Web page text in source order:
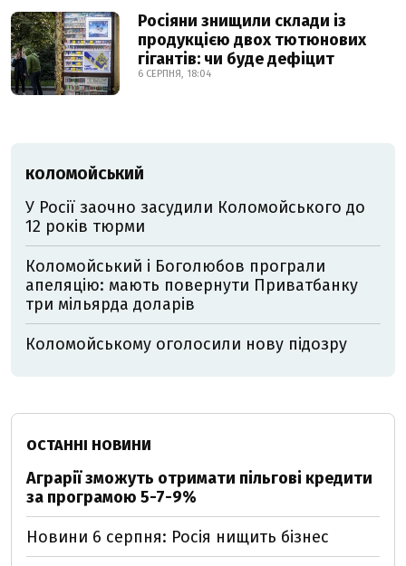
Росіяни знищили склади із
продукцією двох тютюнових
гігантів: чи буде дефіцит
6 СЕРПНЯ, 18:04
КОЛОМОЙСЬКИЙ
У Росії заочно засудили Коломойського до
12 років тюрми
Коломойський і Боголюбов програли
апеляцію: мають повернути Приватбанку
три мільярда доларів
Коломойському оголосили нову підозру
ОСТАННІ НОВИНИ
Аграрії зможуть отримати пільгові кредити
за програмою 5-7-9%
Новини 6 серпня: Росія нищить бізнес